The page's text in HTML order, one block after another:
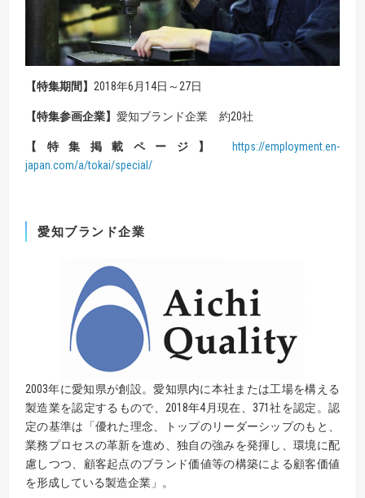
【特集期間 】 2018年6月14日～27日
【特集参画企業】 愛知ブランド企業 約20社
【 特集掲載ページ 】
https://employment.en-
japan.com/a/tokai/special /
愛知ブランド企業
2003年に愛知県が創設。愛知県内に本社または工場を構える
製造業を認定するもので、2018年4月現在、371社を認定。認
定の基準は「優れた理念、トップのリーダーシップのもと、
業務プロセスの革新を進め、独自の強みを発揮し、環境に配
慮しつつ、顧客起点のブランド価値等の構築による顧客価値
を形成している製造企業」。